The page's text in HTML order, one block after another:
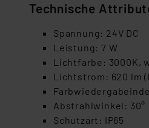
Technische
Spannung: 24V DC
Leistung: 7 W
Lichtfarbe: 3000K,
Lichtstrom: 620 lm
Abstrahlwinkel: 30°
Schutzart: IP65